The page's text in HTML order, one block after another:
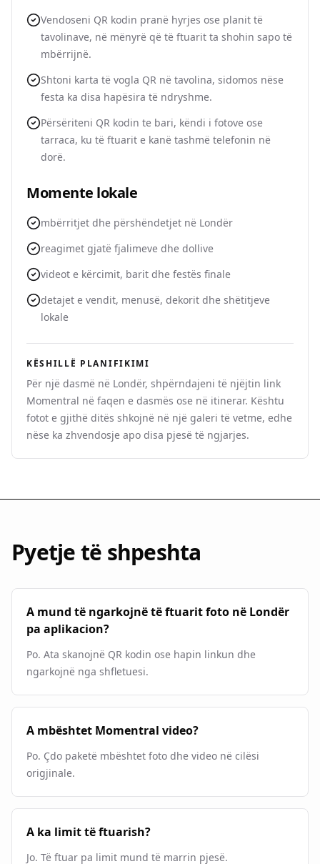
Vendoseni QR kodin pranë hyrjes ose planit të
tavolinave, në mënyrë që të ftuarit ta shohin sapo të
mbërrijnë.
Shtoni karta të vogla QR në tavolina, sidomos nëse
festa ka disa hapësira të ndryshme.
Përsëriteni QR kodin te bari, këndi i fotove ose
tarraca, ku të ftuarit e kanë tashmë telefonin në
dorë.
Momente lokale
mbërritjet dhe përshëndetjet në Londër
reagimet gjatë fjalimeve dhe dollive
videot e kërcimit, barit dhe festës finale
detajet e vendit, menusë, dekorit dhe shëtitjeve
lokale
KËSHILLË PLANIFIKIMI
Për një dasmë në Londër, shpërndajeni të njëjtin link
Momentral në faqen e dasmës ose në itinerar. Kështu
fotot e gjithë ditës shkojnë në një galeri të vetme, edhe
nëse ka zhvendosje apo disa pjesë të ngjarjes.
Pyetje të shpeshta
A mund të ngarkojnë të ftuarit foto në Londër
pa aplikacion?
Po. Ata skanojnë QR kodin ose hapin linkun dhe
ngarkojnë nga shfletuesi.
A mbështet Momentral video?
Po. Çdo paketë mbështet foto dhe video në cilësi
origjinale.
A ka limit të ftuarish?
Jo. Të ftuar pa limit mund të marrin pjesë.